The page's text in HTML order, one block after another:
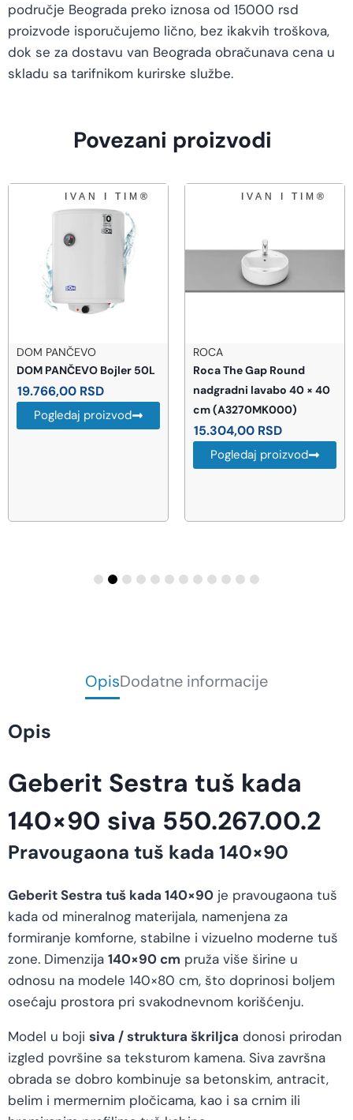
područje Beograda preko iznosa od 15000 rsd
proizvode isporučujemo lično, bez ikakvih troškova,
dok se za dostavu van Beograda obračunava cena u
skladu sa tarifnikom kurirske službe.
Povezani proizvodi
DOM PANČEVO
DOM PANČEVO Bojler 50L
19.766,00 RSD
Pogledaj proizvod
ROCA
Roca The Gap Round
nadgradni lavabo 40 × 40
cm (A3270MK000)
15.304,00 RSD
Pogledaj proizvod
OpisDodatne informacije
Opis
Geberit Sestra tuš kada
140×90 siva 550.267.00.2
Pravougaona tuš kada 140×90
Geberit Sestra tuš kada 140×90 je pravougaona tuš
kada od mineralnog materijala, namenjena za
formiranje komforne, stabilne i vizuelno moderne tuš
zone. Dimenzija 140×90 cm pruža više širine u
odnosu na modele 140×80 cm, što doprinosi boljem
osećaju prostora pri svakodnevnom korišćenju.
Model u boji siva / struktura škriljca donosi prirodan
izgled površine sa teksturom kamena. Siva završna
obrada se dobro kombinuje sa betonskim, antracit,
belim i mermernim pločicama, kao i sa crnim ili